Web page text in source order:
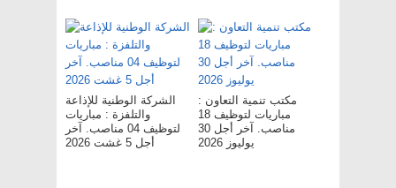
الشركة الوطنية للإذاعة
والتلفزة : مباريات
لتوظيف 04 مناصب. آخر
أجل 5 غشت 2026
مكتب تنمية التعاون :
مباريات لتوظيف 18
مناصب. آخر أجل 30
يوليوز 2026